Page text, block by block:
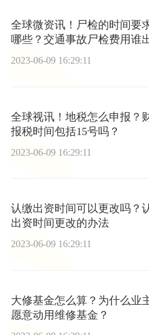
全球微资讯！尸检的时间要
哪些？交通事故尸检费用谁
2023-06-09 16:29:11
全球视讯！地税怎么申报？
报税时间包括15号吗？
2023-06-09 16:29:11
认缴出资时间可以更改吗？
出资时间更改的办法
2023-06-09 16:29:11
大修基金怎么算？为什么业
愿意动用维修基金？